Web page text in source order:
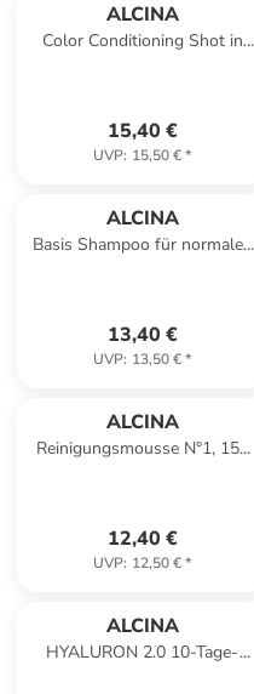
ALCINA
Color Conditioning Shot in
15,40 €
UVP: 15,50 €*
ALCINA
Basis Shampoo für normales
13,40 €
UVP: 13,50 €*
ALCINA
Reinigungsmousse N°1, 150
12,40 €
UVP: 12,50 €*
ALCINA
HYALURON 2.0 10-Tage-